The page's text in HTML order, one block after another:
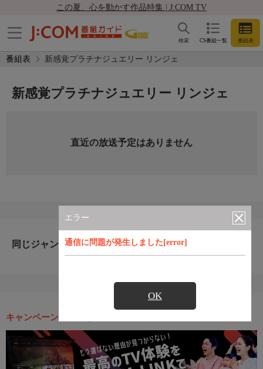
この夏、心を動かす作品特集 | J:COM TV
CS番組一覧 番組表
検索
番組表 新感覚プラチナジュエリー リンジェ
エラー
通信に問題が発生しました[error]
OK
新感覚プラチナジュエリー リンジェ
直近の放送予定はありません
同じジャンルのおすすめ番組
キャンペーン・お得な情報